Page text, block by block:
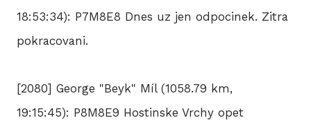
18:53:34): P7M8E8 Dnes uz jen odpocinek. Zitra
pokracovani.
[2080] George "Beyk" Míl (1058.79 km,
19:15:45): P8M8E9 Hostinske Vrchy opet